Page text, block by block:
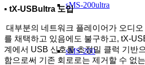
sMS-200ultra
sMS-200
▪ tX-USBultra 도입
대부분의 네트워크 플레이어가 오디
를 채택하고 있음에도 불구하고, tX-
계에서 USB 신호를 초정밀 클럭 기반
함으로써 기존 회로로는 제거할 수 없